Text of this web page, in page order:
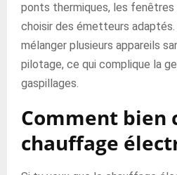
ponts thermiques, les fenêtres
choisir des émetteurs
mélanger plusieurs appareils
pilotage, ce qui complique la
gaspillages.
Comment bien
chauffage